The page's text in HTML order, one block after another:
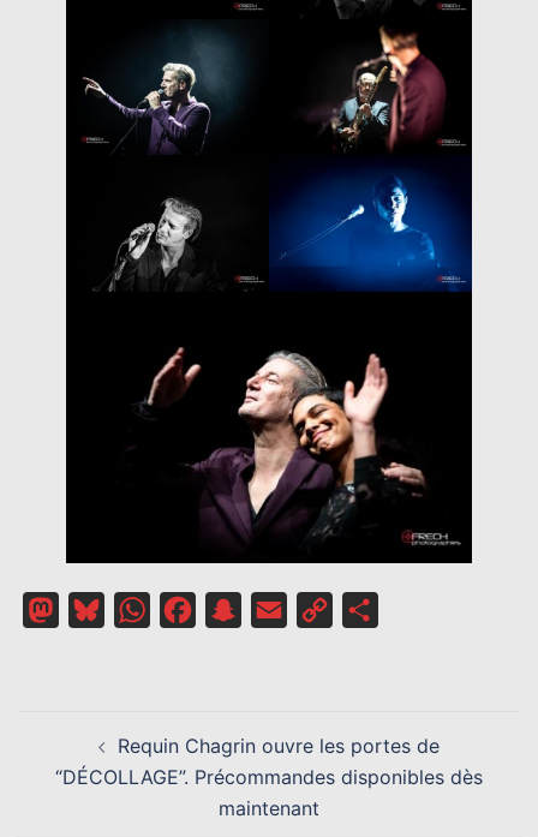
MastodonBlueskyWhatsAppFacebookSnapchat
Email
Copy
D’ARTICLERequin Chagrin ouvre les portes de
“DÉCOLLAGE”. Précommandes disponibles dès
maintenant